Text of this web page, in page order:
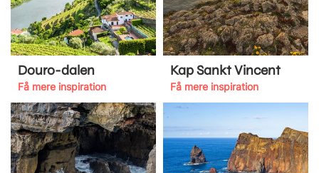
Douro-dalen
Få mere inspiration
Kap Sankt Vincent
Få mere inspiration